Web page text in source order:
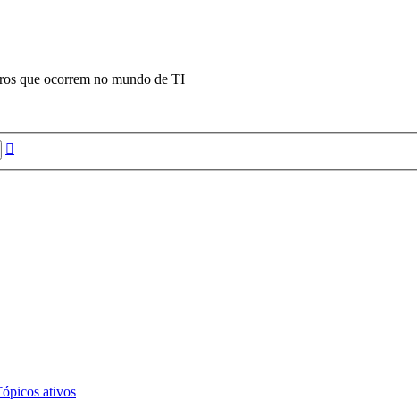
que ocorrem no mundo de TI
ativos